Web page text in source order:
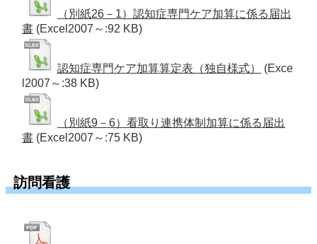
（別紙26－1）認知症専門ケア加算に係る届出
書 (Excel2007～:92 KB)
認知症専門ケア加算算定表（独自様式）
(Exce
l2007～:38 KB)
（別紙9－6）看取り連携体制加算に係る届出
書 (Excel2007～:75 KB)
訪問看護